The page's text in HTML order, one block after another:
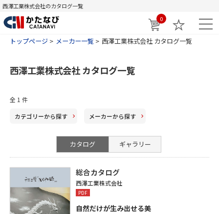
西澤工業株式会社のカタログ一覧
0
トップページ メーカー一覧 西澤工業株式会社 カタログ一覧
西澤工業株式会社 カタログ一覧
全 1 件
カテゴリーから探す メーカーから探す
カタログ ギャラリー
総合カタログ
西澤工業株式会社
PDF
自然だけが生み出せる美